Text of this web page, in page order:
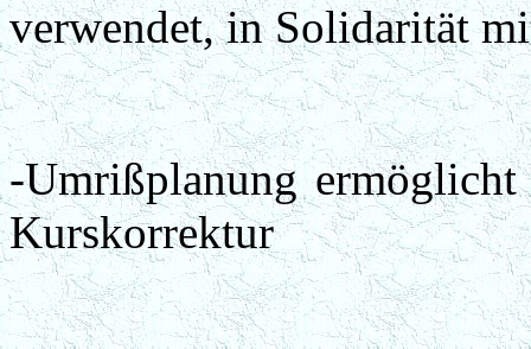
verwendet, in Solidarität
-Umrißplanung
Kurskorrektur